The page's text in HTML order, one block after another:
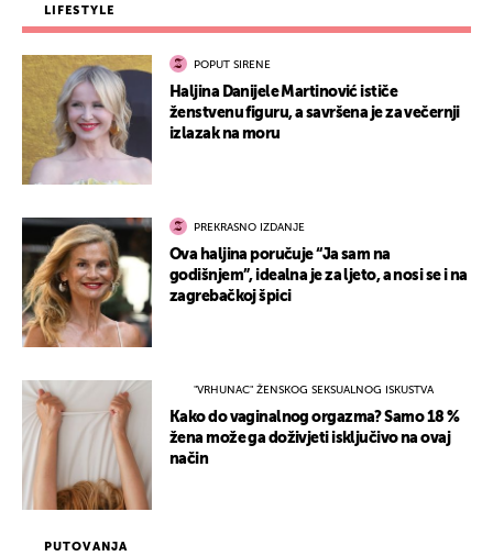
PUTOVANJA
LIFESTYLE
POPUT SIRENE
Haljina Danijele Martinović ističe
ženstvenu figuru, a savršena je za večernji
izlazak na moru
PREKRASNO IZDANJE
Ova haljina poručuje “Ja sam na
godišnjem”, idealna je za ljeto, a nosi se i na
zagrebačkoj špici
"VRHUNAC" ŽENSKOG SEKSUALNOG ISKUSTVA
Kako do vaginalnog orgazma? Samo 18 %
žena može ga doživjeti isključivo na ovaj
način